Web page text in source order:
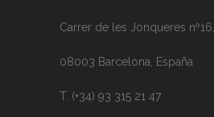
Carrer de les Jonqueres
08003 Barcelona, España
T. (+34) 93 315 21 47